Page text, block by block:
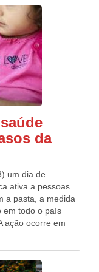
35,9%
da
um dia de
ativa a pessoas
a pasta, a medida
em todo o país
ação ocorre em
e municípios.
onde não há